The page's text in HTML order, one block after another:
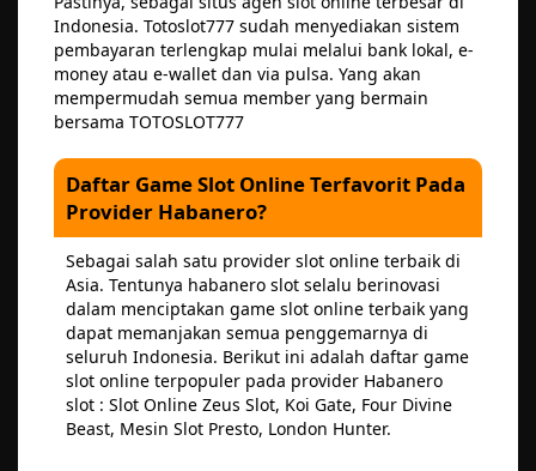
Indonesia. Totoslot777 sudah menyediakan sistem
pembayaran terlengkap mulai melalui bank lokal, e-
money atau e-wallet dan via pulsa. Yang akan
mempermudah semua member yang bermain
bersama TOTOSLOT777
Daftar Game Slot Online Terfavorit Pada
Provider Habanero?
Sebagai salah satu provider slot online terbaik di
Asia. Tentunya habanero slot selalu berinovasi
dalam menciptakan game slot online terbaik yang
dapat memanjakan semua penggemarnya di
seluruh Indonesia. Berikut ini adalah daftar game
slot online terpopuler pada provider Habanero
slot : Slot Online Zeus Slot, Koi Gate, Four Divine
Beast, Mesin Slot Presto, London Hunter.